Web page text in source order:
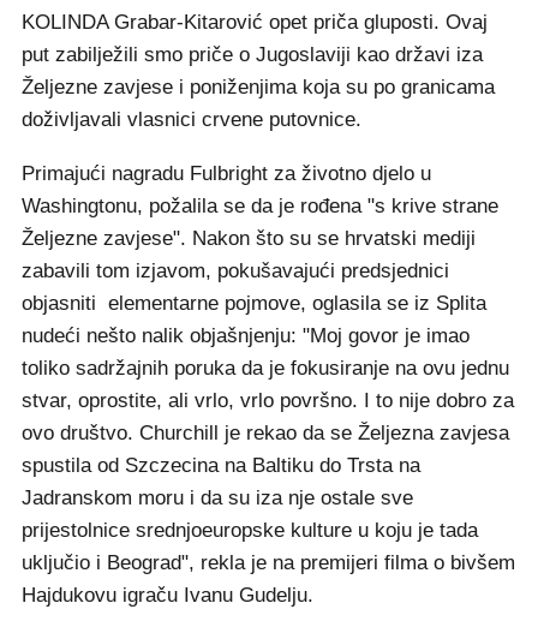
KOLINDA Grabar-Kitarović opet priča gluposti. Ovaj
put zabilježili smo priče o Jugoslaviji kao državi iza
Željezne zavjese i poniženjima koja su po granicama
doživljavali vlasnici crvene putovnice.
Primajući nagradu Fulbright za životno djelo u
Washingtonu, požalila se da je rođena "s krive strane
Željezne zavjese". Nakon što su se hrvatski mediji
zabavili tom izjavom, pokušavajući predsjednici
objasniti elementarne pojmove, oglasila se iz Splita
nudeći nešto nalik objašnjenju: "Moj govor je imao
toliko sadržajnih poruka da je fokusiranje na ovu jednu
stvar, oprostite, ali vrlo, vrlo površno. I to nije dobro za
ovo društvo. Churchill je rekao da se Željezna zavjesa
spustila od Szczecina na Baltiku do Trsta na
Jadranskom moru i da su iza nje ostale sve
prijestolnice srednjoeuropske kulture u koju je tada
uključio i Beograd", rekla je na premijeri filma o bivšem
Hajdukovu igraču Ivanu Gudelju.